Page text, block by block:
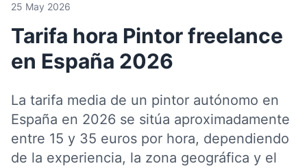
25 May 2026
Tarifa hora Pintor freelance
en España 2026
La tarifa media de un pintor autónomo en
España en 2026 se sitúa aproximadamente
entre 15 y 35 euros por hora, dependiendo
de la experiencia, la zona geográfica y el